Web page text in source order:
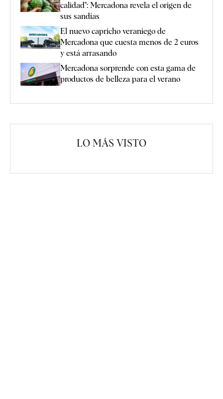
calidad": Mercadona revela el origen de
sus sandías
El nuevo capricho veraniego de
Mercadona que cuesta menos de 2 euros
y está arrasando
Mercadona sorprende con esta gama de
productos de belleza para el verano
LO MÁS VISTO